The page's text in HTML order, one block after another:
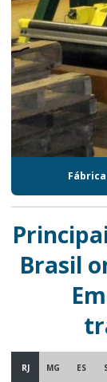
Brasil
RJ MG ES